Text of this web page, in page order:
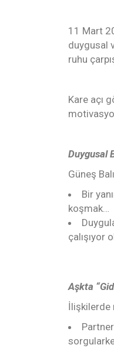
11 Mart
duygusal
ruhu
Kare açı
Duygusal
Güneş
Bir
koşmak…
çalışıyor
Aşkta
İlişkilerde